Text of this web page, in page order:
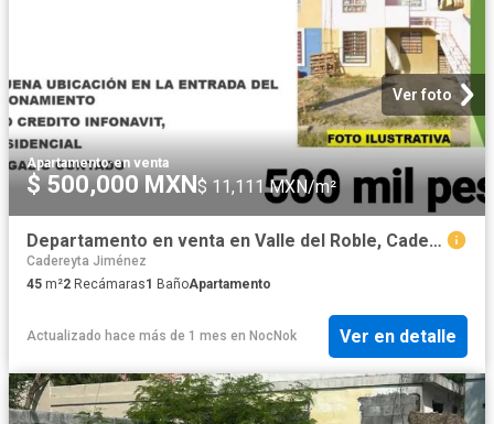
Ver foto
Apartamento·en venta
$ 500,000 MXN$ 11,111 MXN/m²
Departamento en venta en Valle del Roble, Cadereyta Nuevo León
Cadereyta Jiménez
45 m²2 Recámaras1 BañoApartamento
Actualizado hace más de 1 mes en NocNok Ver en detalle